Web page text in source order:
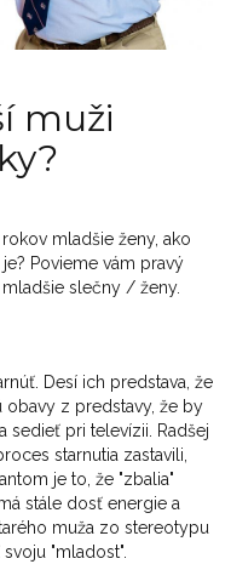
muži
mladšie ženy, ako
Povieme vám pravý
slečny / ženy.
Desí ich predstava, že
obavy z predstavy, že by
sedieť pri televízii. Radšej
starnutia zastavili,
je to, že "zbalia"
stále dosť energie a
muža zo stereotypu
"mladost".